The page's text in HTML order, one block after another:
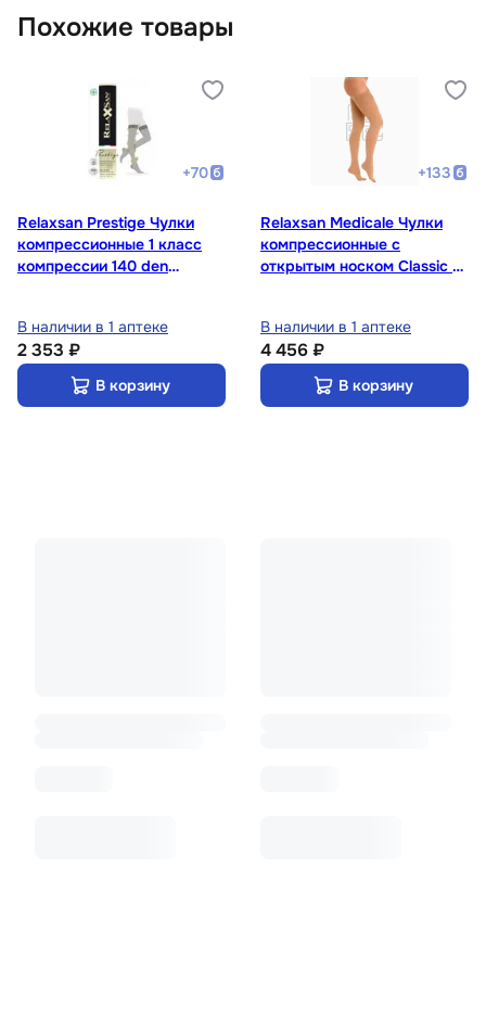
Похожие товары
+70
Relaxsan Prestige Чулки
компрессионные 1 класс
компрессии 140 den
В наличии в 1 аптеке
2 353 ₽
В корзину
+133
Relaxsan Medicale Чулки
компрессионные с
открытым носком Classic 2
В наличии в 1 аптеке
4 456 ₽
В корзину